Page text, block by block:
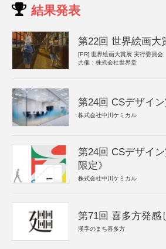
結果発表
第22回 世界絵画大
[PR] 世界絵画大賞展 実行委員会
共催：株式会社世界堂
第24回 CSデザイ
株式会社中川ケミカル
第24回 CSデザイ
限定》
株式会社中川ケミカル
第71回 喜多方発感
漢字のまち喜多方